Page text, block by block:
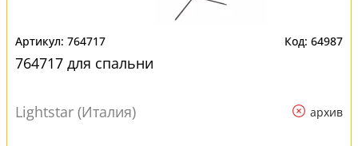
764717 64987
764717 для спальни
Lightstar (Италия) архив